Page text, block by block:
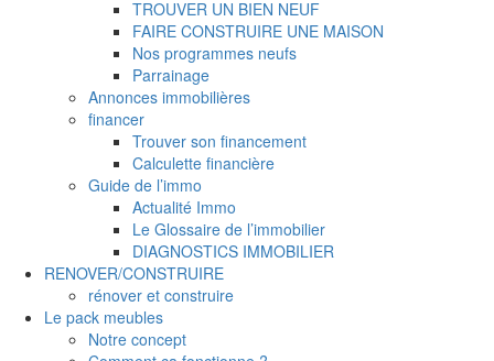
TROUVER UN BIEN NEUF
FAIRE CONSTRUIRE UNE MAISON
Nos programmes neufs
Parrainage
Annonces immobilières
financer
Trouver son financement
Calculette financière
Guide de l’immo
Actualité Immo
Le Glossaire de l’immobilier
DIAGNOSTICS IMMOBILIER
RENOVER/CONSTRUIRE
rénover et construire
Le pack meubles
Notre concept